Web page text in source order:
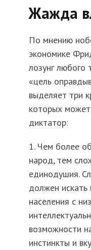
Жажда
По мнению
экономике
лозунг любого
«цель
выделяет три
которых
диктатор:
1. Чем более
народ, тем
единодушия.
должен
населения с
возможности
инстинкты и